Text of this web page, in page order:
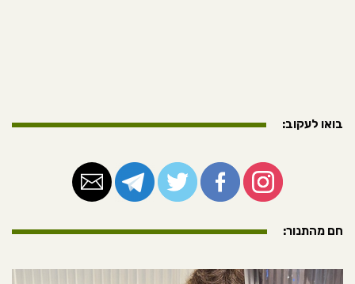
בואו לעקוב:
חם מהתנור: